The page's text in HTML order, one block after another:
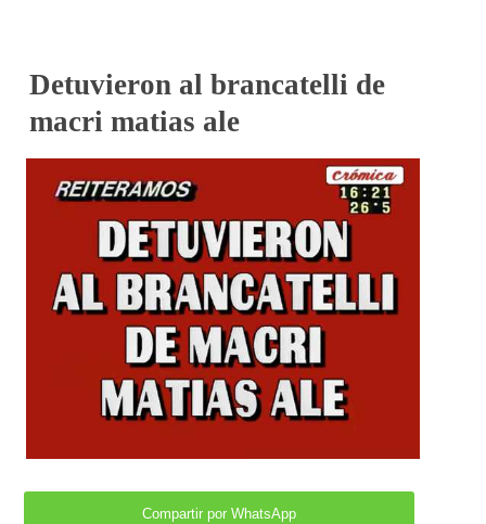
Detuvieron al brancatelli de
macri matias ale
Compartir por WhatsApp